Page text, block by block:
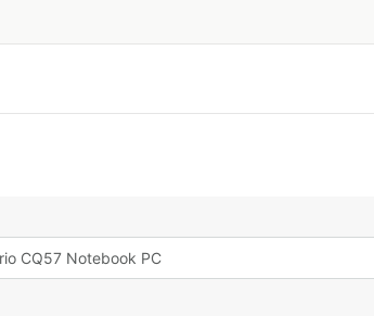
CQ57 Notebook PC